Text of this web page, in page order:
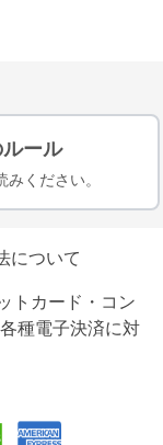
ール
ください。
について
トカード・コン
種電子決済に対